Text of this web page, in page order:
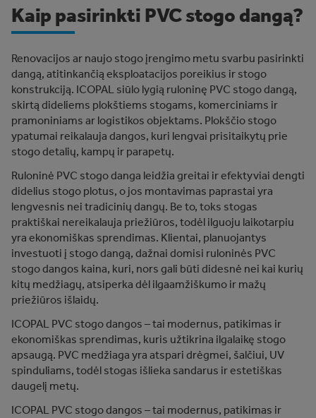
Kaip pasirinkti PVC stogo dangą?
Renovacijos ar naujo stogo įrengimo metu svarbu pasirinkti
dangą, atitinkančią eksploatacijos poreikius ir stogo
konstrukciją. ICOPAL siūlo lygią ruloninę PVC stogo dangą,
skirtą dideliems plokštiems stogams, komerciniams ir
pramoniniams ar logistikos objektams. Plokščio stogo
ypatumai reikalauja dangos, kuri lengvai prisitaikytų prie
stogo detalių, kampų ir parapetų.
Ruloninė PVC stogo danga leidžia greitai ir efektyviai dengti
didelius stogo plotus, o jos montavimas paprastai yra
lengvesnis nei tradicinių dangų. Be to, toks stogas
praktiškai nereikalauja priežiūros, todėl ilguoju laikotarpiu
yra ekonomiškas sprendimas. Klientai, planuojantys
investuoti į stogo dangą, dažnai domisi ruloninės PVC
stogo dangos kaina, kuri, nors gali būti didesnė nei kai kurių
kitų medžiagų, atsiperka dėl ilgaamžiškumo ir mažų
priežiūros išlaidų.
ICOPAL PVC stogo dangos – tai modernus, patikimas ir
ekonomiškas sprendimas, kuris užtikrina ilgalaikę stogo
apsaugą. PVC medžiaga yra atspari drėgmei, šalčiui, UV
spinduliams, todėl stogas išlieka sandarus ir estetiškas
daugelį metų.
ICOPAL PVC stogo dangos – tai modernus, patikimas ir